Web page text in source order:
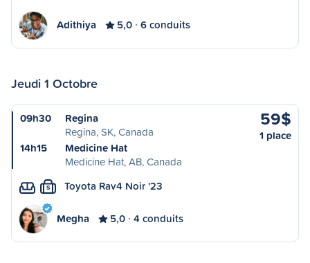
Adithiya 5,0 6 conduits
Jeudi 1 Octobre
09h30
Regina
Regina, SK, Canada
14h15
Medicine Hat
Medicine Hat, AB, Canada
59$
1 place
S Toyota Rav4 Noir '23
Megha 5,0 4 conduits